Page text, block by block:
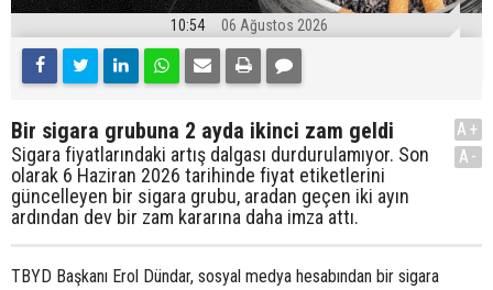
10:54 06 Ağustos 2026
Bir sigara grubuna 2 ayda ikinci zam geldi
Sigara fiyatlarındaki artış dalgası durdurulamıyor. Son
olarak 6 Haziran 2026 tarihinde fiyat etiketlerini
güncelleyen bir sigara grubu, aradan geçen iki ayın
ardından dev bir zam kararına daha imza attı.
A+
A-
TBYD Başkanı Erol Dündar, sosyal medya hesabından bir sigara